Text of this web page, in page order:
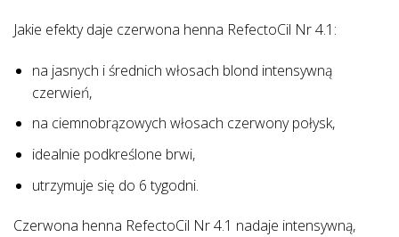
Jakie efekty daje czerwona henna RefectoCil Nr 4.1:
na jasnych i średnich włosach blond intensywną
czerwień,
na ciemnobrązowych włosach czerwony połysk,
idealnie podkreślone brwi,
utrzymuje się do 6 tygodni.
Czerwona henna RefectoCil Nr 4.1 nadaje intensywną,